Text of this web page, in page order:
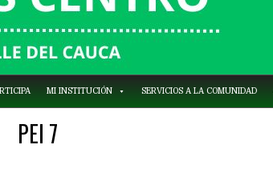
MI INSTITUCIÓN SERVICIOS A LA COMUNIDAD
PEI 7